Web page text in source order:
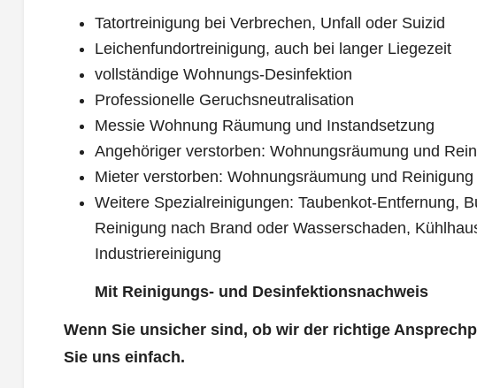
Tatortreinigung bei Verbrechen, Unfall oder Suizid
Leichenfundortreinigung, auch bei langer Liegezeit
vollständige Wohnungs-Desinfektion
Professionelle Geruchsneutralisation
Messie Wohnung Räumung und Instandsetzung
Angehöriger verstorben: Wohnungsräumung und
Mieter verstorben: Wohnungsräumung und Reinigung
Weitere Spezialreinigungen: Taubenkot-Entfernung,
Reinigung nach Brand oder Wasserschaden,
Industriereinigung
Mit Reinigungs- und Desinfektionsnachweis
Wenn Sie unsicher sind, ob wir der richtige
Sie uns einfach.